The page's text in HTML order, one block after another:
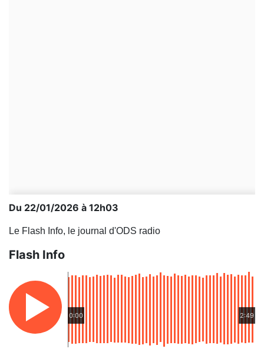
Du 22/01/2026 à 12h03
Le Flash Info, le journal d'ODS radio
Flash Info
0:00 2:49